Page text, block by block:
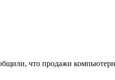
что продажи